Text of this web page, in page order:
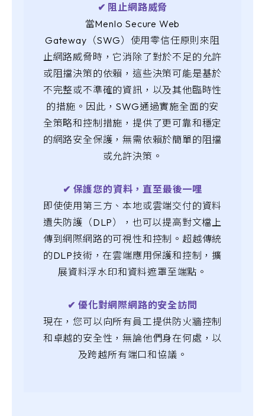
✔︎ 阻止網路威脅
當Menlo Secure Web
Gateway（SWG）使用零信任原則來阻
止網路威脅時，它消除了對於不足的允許
或阻擋決策的依賴，這些決策可能是基於
不完整或不準確的資訊，以及其他臨時性
的措施。因此，SWG通過實施全面的安
全策略和控制措施，提供了更可靠和穩定
的網路安全保護，無需依賴於簡單的阻擋
或允許決策。
✔︎ 保護您的資料，直至最後一哩
即使使用第三方、本地或雲端交付的資料
遺失防護（DLP），也可以提高對文檔上
傳到網際網路的可視性和控制。超越傳統
的DLP技術，在雲端應用保護和控制，擴
展資料浮水印和資料遮罩至端點。
✔︎ 優化對網際網路的安全訪問
現在，您可以向所有員工提供防火牆控制
和卓越的安全性，無論他們身在何處，以
及跨越所有端口和協議。